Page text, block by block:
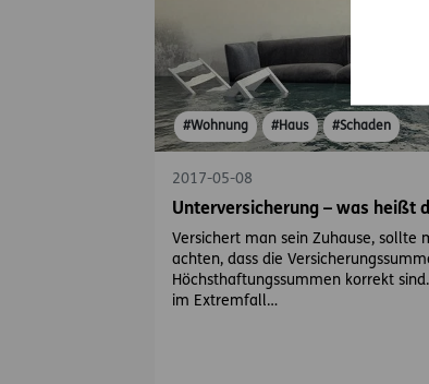
#Wohnung #Haus #Schaden
2017-05-08
Unterversicherung – was heißt
Versichert man sein Zuhause, sollte
achten, dass die
Höchsthaftungssummen korrekt
im Extremfall…